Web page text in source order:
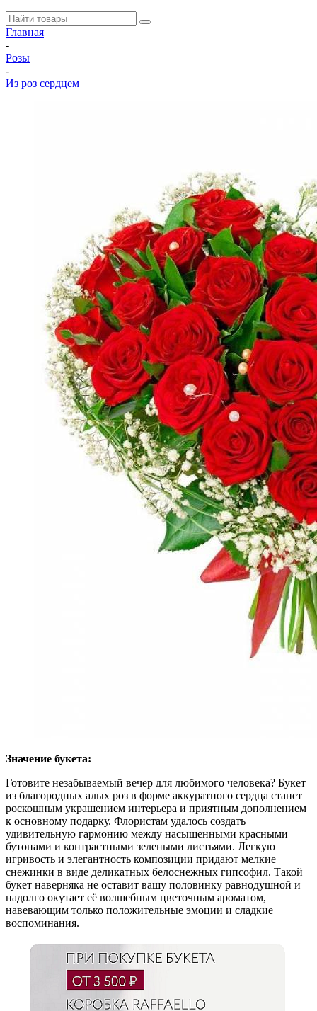
Главная
-
Розы
-
Из роз сердцем
Значение букета:
Готовите незабываемый вечер для любимого человека? Букет
из благородных алых роз в форме аккуратного сердца станет
роскошным украшением интерьера и приятным дополнением
к основному подарку. Флористам удалось создать
удивительную гармонию между насыщенными красными
бутонами и контрастными зелеными листьями. Легкую
игривость и элегантность композиции придают мелкие
снежинки в виде деликатных белоснежных гипсофил. Такой
букет наверняка не оставит вашу половинку равнодушной и
надолго окутает её волшебным цветочным ароматом,
навевающим только положительные эмоции и сладкие
воспоминания.